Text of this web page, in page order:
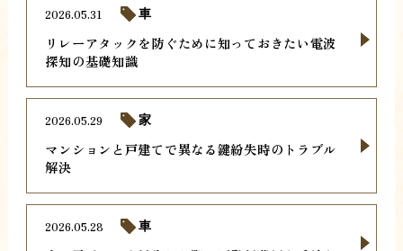
リレーアタックを防ぐために知っておきたい電波
探知の基礎知識
2026.05.31 車
マンションと戸建てで異なる鍵紛失時のトラブル
解決
2026.05.29 家
2026.05.28 車